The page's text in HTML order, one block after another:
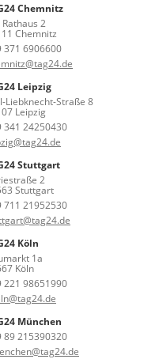
Chemnitz
2
Chemnitz
371 6906600
Leipzig
Liebknecht-Straße 8
Leipzig
341 24250430
Stuttgart
2
Stuttgart
711 21952530
Köln
1a
Köln
221 98651990
München
89 215390320